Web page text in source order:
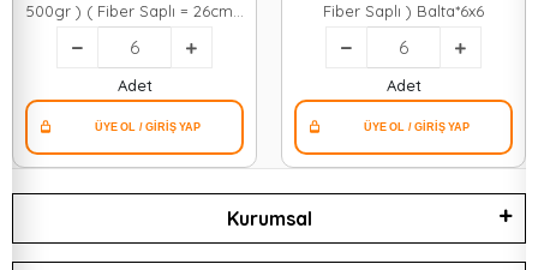
500gr ) ( Fiber Saplı = 26cm )
Balta*6x4
Adet
Fiber Saplı ) Balta*6x6
Adet
Kurumsal